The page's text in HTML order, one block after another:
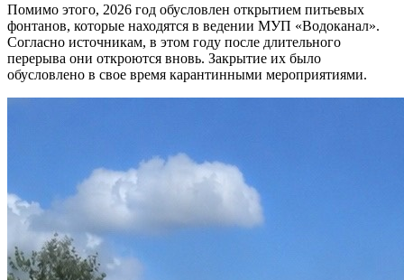
Помимо этого, 2026 год обусловлен открытием питьевых
фонтанов, которые находятся в ведении МУП «Водоканал».
Согласно источникам, в этом году после длительного
перерыва они откроются вновь. Закрытие их было
обусловлено в свое время карантинными мероприятиями.